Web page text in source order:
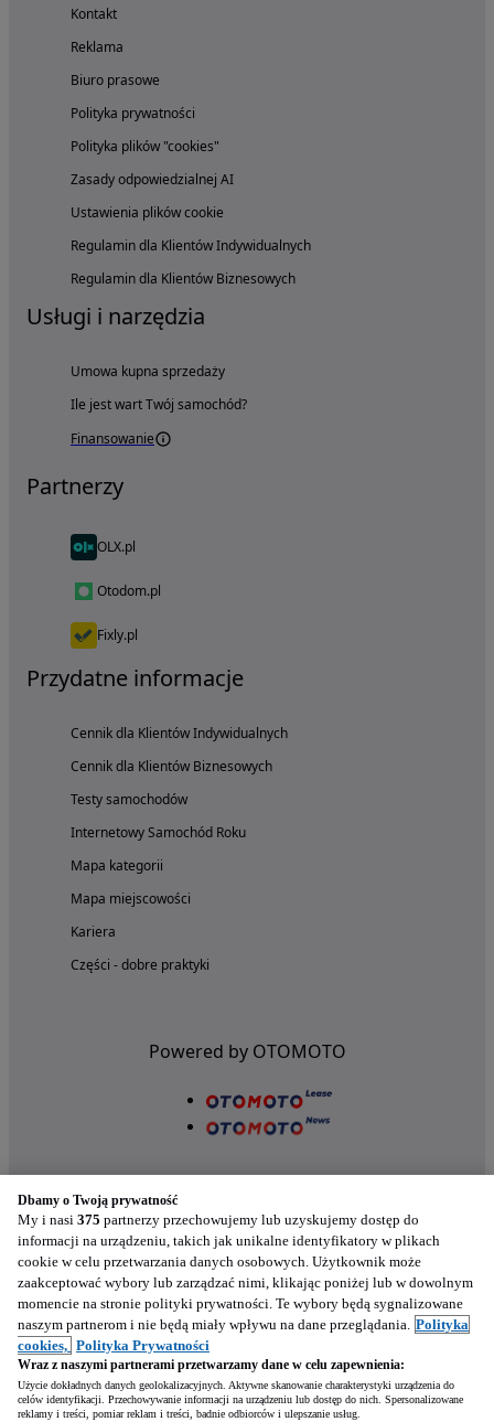
Kontakt
Reklama
Biuro prasowe
Polityka prywatności
Polityka plików "cookies"
Zasady odpowiedzialnej AI
Ustawienia plików cookie
Regulamin dla Klientów Indywidualnych
Regulamin dla Klientów Biznesowych
Usługi i narzędzia
Umowa kupna sprzedaży
Ile jest wart Twój samochód?
Finansowanie
Partnerzy
OLX.pl
Otodom.pl
Fixly.pl
Przydatne informacje
Cennik dla Klientów Indywidualnych
Cennik dla Klientów Biznesowych
Testy samochodów
Internetowy Samochód Roku
Mapa kategorii
Mapa miejscowości
Kariera
Części - dobre praktyki
Powered by OTOMOTO
Nasze aplikacje w twoim telefonie
Dbamy o Twoją prywatność
My i nasi 375 partnerzy przechowujemy lub uzyskujemy dostęp do
informacji na urządzeniu, takich jak unikalne identyfikatory w plikach
cookie w celu przetwarzania danych osobowych. Użytkownik może
zaakceptować wybory lub zarządzać nimi, klikając poniżej lub w dowolnym
momencie na stronie polityki prywatności. Te wybory będą sygnalizowane
naszym partnerom i nie będą miały wpływu na dane przeglądania. Polityka
cookies, Polityka Prywatności
Wraz z naszymi partnerami przetwarzamy dane w celu zapewnienia:
Użycie dokładnych danych geolokalizacyjnych. Aktywne skanowanie charakterystyki urządzenia do
celów identyfikacji. Przechowywanie informacji na urządzeniu lub dostęp do nich. Spersonalizowane
reklamy i treści, pomiar reklam i treści, badnie odbiorców i ulepszanie usług.